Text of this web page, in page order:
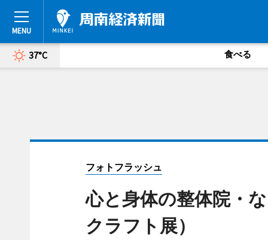
37°C 食べる
フォトフラッシュ
心と身体の整体院・
クラフト展）